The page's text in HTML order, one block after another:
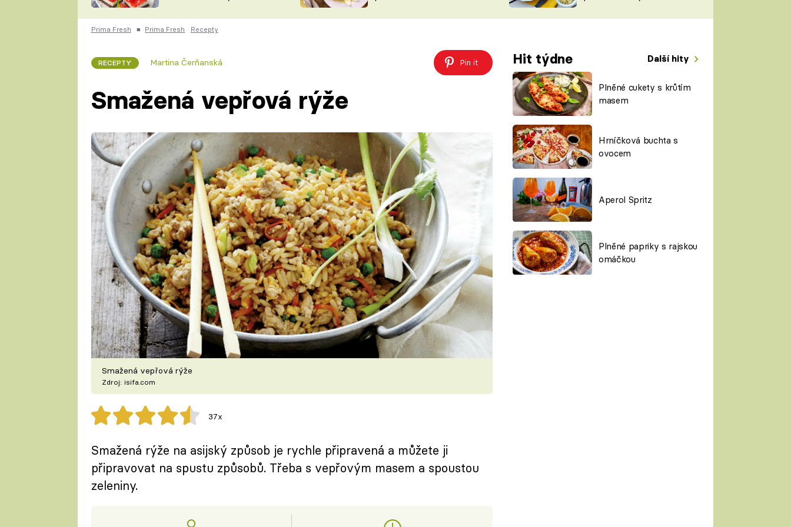
ČESKO NA TALÍŘI
KUCHAŘKA
VYCHYTÁVKY
ŠÉFREDAKTORKY
ČASOPIS
Prima Fresh ■ Prima Fresh Recepty
RECEPTY Martina Čerňanská Pin it Hit týdne Další hity
Plněné cukety s krůtím
masem
Hrníčková buchta s
ovocem
Aperol Spritz
Plněné papriky s rajskou
omáčkou
Smažená vepřová rýže
Smažená vepřová rýže
Zdroj: isifa.com
37x
Smažená rýže na asijský způsob je rychle připravená a můžete ji
připravovat na spustu způsobů. Třeba s vepřovým masem a spoustou
zeleniny.